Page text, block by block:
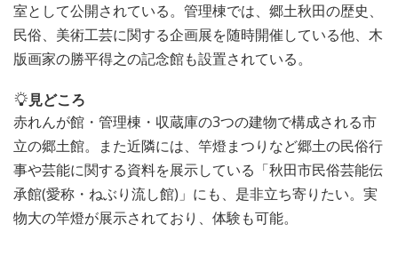
室として公開されている。管理棟では、郷土秋田の歴史、
民俗、美術工芸に関する企画展を随時開催している他、木
版画家の勝平得之の記念館も設置されている。
見どころ
赤れんが館・管理棟・収蔵庫の3つの建物で構成される市
立の郷土館。また近隣には、竿燈まつりなど郷土の民俗行
事や芸能に関する資料を展示している「秋田市民俗芸能伝
承館(愛称・ねぶり流し館)」にも、是非立ち寄りたい。実
物大の竿燈が展示されており、体験も可能。